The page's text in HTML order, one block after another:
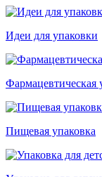
Идеи для упаковки
Фармацевтическая
Пищевая упаковка